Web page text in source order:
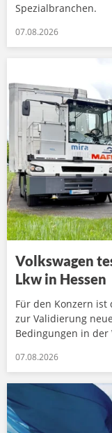
Spezialbranchen.
07.08.2026
Volkswagen
Lkw in Hessen
Für den Konzern
zur Validierung
Bedingungen in der
07.08.2026